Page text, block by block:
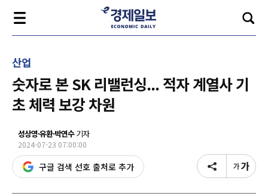
산업
숫자로 본 SK 리밸런싱... 적자 계열사 기
초 체력 보강 차원
성상영·유환·박연수기자
2024-07-23 07:00:00
구글 검색 선호 출처로 추가